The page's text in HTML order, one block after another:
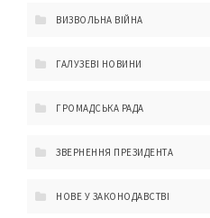
ВИЗВОЛЬНА ВІЙНА
ГАЛУЗЕВІ НОВИНИ
ГРОМАДСЬКА РАДА
ЗВЕРНЕННЯ ПРЕЗИДЕНТА
НОВЕ У ЗАКОНОДАВСТВІ